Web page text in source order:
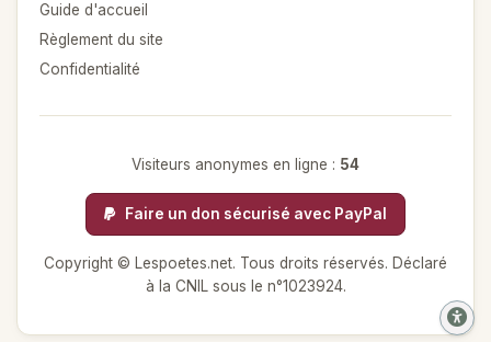
Guide d'accueil
Règlement du site
Confidentialité
Visiteurs anonymes en ligne : 54
Faire un don sécurisé avec PayPal
Copyright © Lespoetes.net. Tous droits réservés. Déclaré
à la CNIL sous le n°1023924.